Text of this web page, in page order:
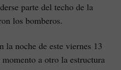
parte del techo de la
los bomberos.
la noche de este viernes 13
a otro la estructura